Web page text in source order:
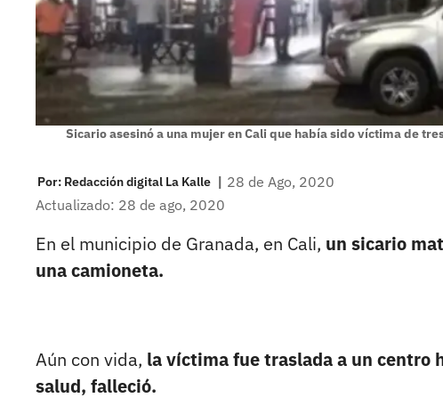
Sicario asesinó a una mujer en Cali que había sido víctima de
Por: Redacción digital La Kalle | 28 de Ago, 2020
Actualizado: 28 de ago, 2020
En el municipio de Granada, en Cali, un sicario
una camioneta.
Aún con vida, la víctima fue traslada a un centro
salud, falleció.